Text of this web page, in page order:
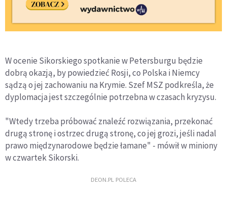
W ocenie Sikorskiego spotkanie w Petersburgu będzie
dobrą okazją, by powiedzieć Rosji, co Polska i Niemcy
sądzą o jej zachowaniu na Krymie. Szef MSZ podkreśla, że
dyplomacja jest szczególnie potrzebna w czasach kryzysu.
"Wtedy trzeba próbować znaleźć rozwiązania, przekonać
drugą stronę i ostrzec drugą stronę, co jej grozi, jeśli nadal
prawo międzynarodowe będzie łamane" - mówił w miniony
w czwartek Sikorski.
DEON.PL POLECA